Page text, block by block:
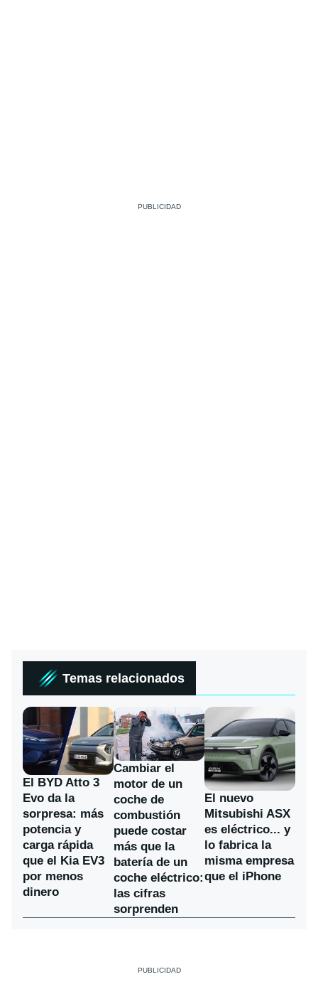
Temas relacionados
El BYD Atto 3
Evo da la
sorpresa: más
potencia y
carga rápida
que el Kia EV3
por menos
dinero
Cambiar el
motor de un
coche de
combustión
puede costar
más que la
batería de un
coche eléctrico:
las cifras
sorprenden
El nuevo
Mitsubishi ASX
es eléctrico... y
lo fabrica la
misma empresa
que el iPhone